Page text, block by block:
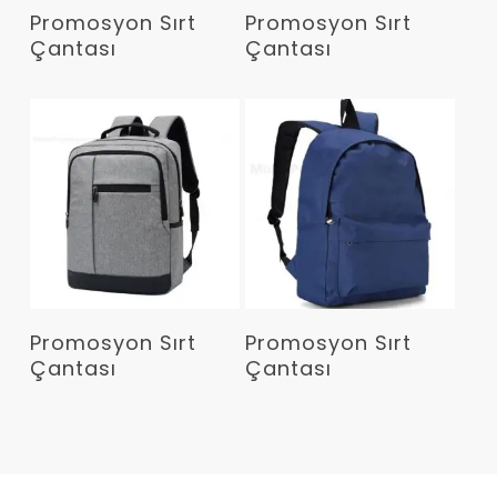
Devamını Oku
Promosyon Sırt
Çantası
Devamını Oku
Promosyon Sırt
Çantası
Devamını Oku
Promosyon Sırt
Çantası
Devamını Oku
Promosyon Sırt
Çantası